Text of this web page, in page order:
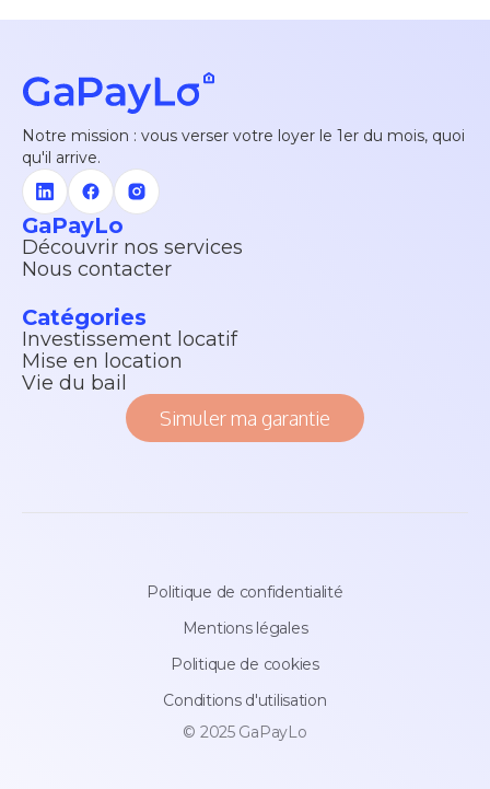
Notre mission : vous verser votre loyer le 1er du mois, quoi
qu'il arrive.
GaPayLo
Découvrir nos services
Nous contacter
Catégories
Investissement locatif
Mise en location
Vie du bail
Simuler ma garantie
© 2025 GaPayLo
Politique de confidentialité
Mentions légales
Politique de cookies
Conditions d'utilisation